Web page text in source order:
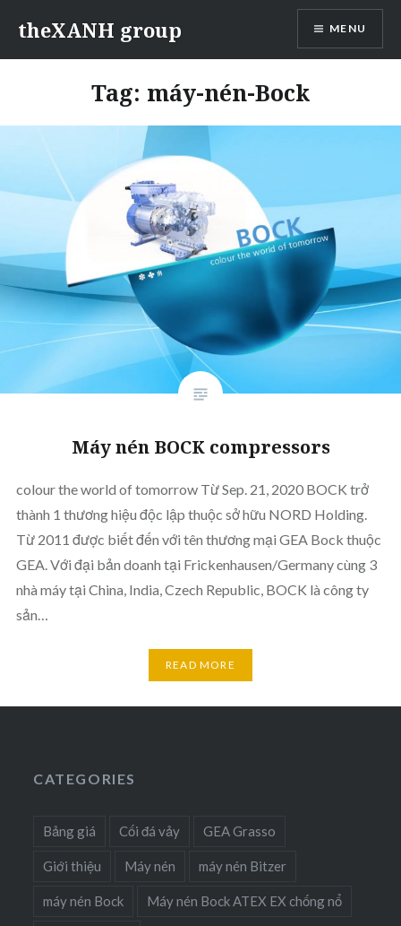
content
theXANH group MENU
Tag: máy-nén-Bock
Máy nén BOCK compressors
colour the world of tomorrow Từ Sep. 21, 2020 BOCK trở
thành 1 thương hiệu độc lập thuộc sở hữu NORD Holding.
Từ 2011 được biết đến với tên thương mại GEA Bock thuộc
GEA. Với đại bản doanh tại Frickenhausen/Germany cùng 3
nhà máy tại China, India, Czech Republic, BOCK là công ty
sản…
READ MORE
CATEGORIES
Bảng giá Cối đá vảy GEA Grasso
Giới thiệu Máy nén máy nén Bitzer
máy nén Bock Máy nén Bock ATEX EX chống nổ